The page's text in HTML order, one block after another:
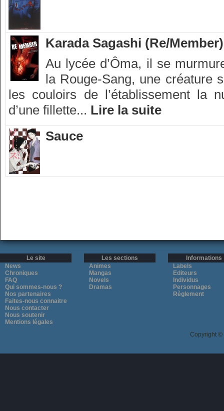
Karada Sagashi (Re/Member)
Au lycée d’Ôma, il se
la Rouge-Sang, une créature
les couloirs de l’établissement la
d’une fillette... Lire la suite
Sauce
Le site
News
Chroniques
FAQ
Qui sommes-nous ?
Nos partenaires
Faites-nous connaitre
Nous contacter
Nous soutenir
Mentions légales
Les sections
Animes
Mangas
Novels
Dramas
Informations
Labels
Editeurs
Individus
Personnages
Règlement
Copyright ©